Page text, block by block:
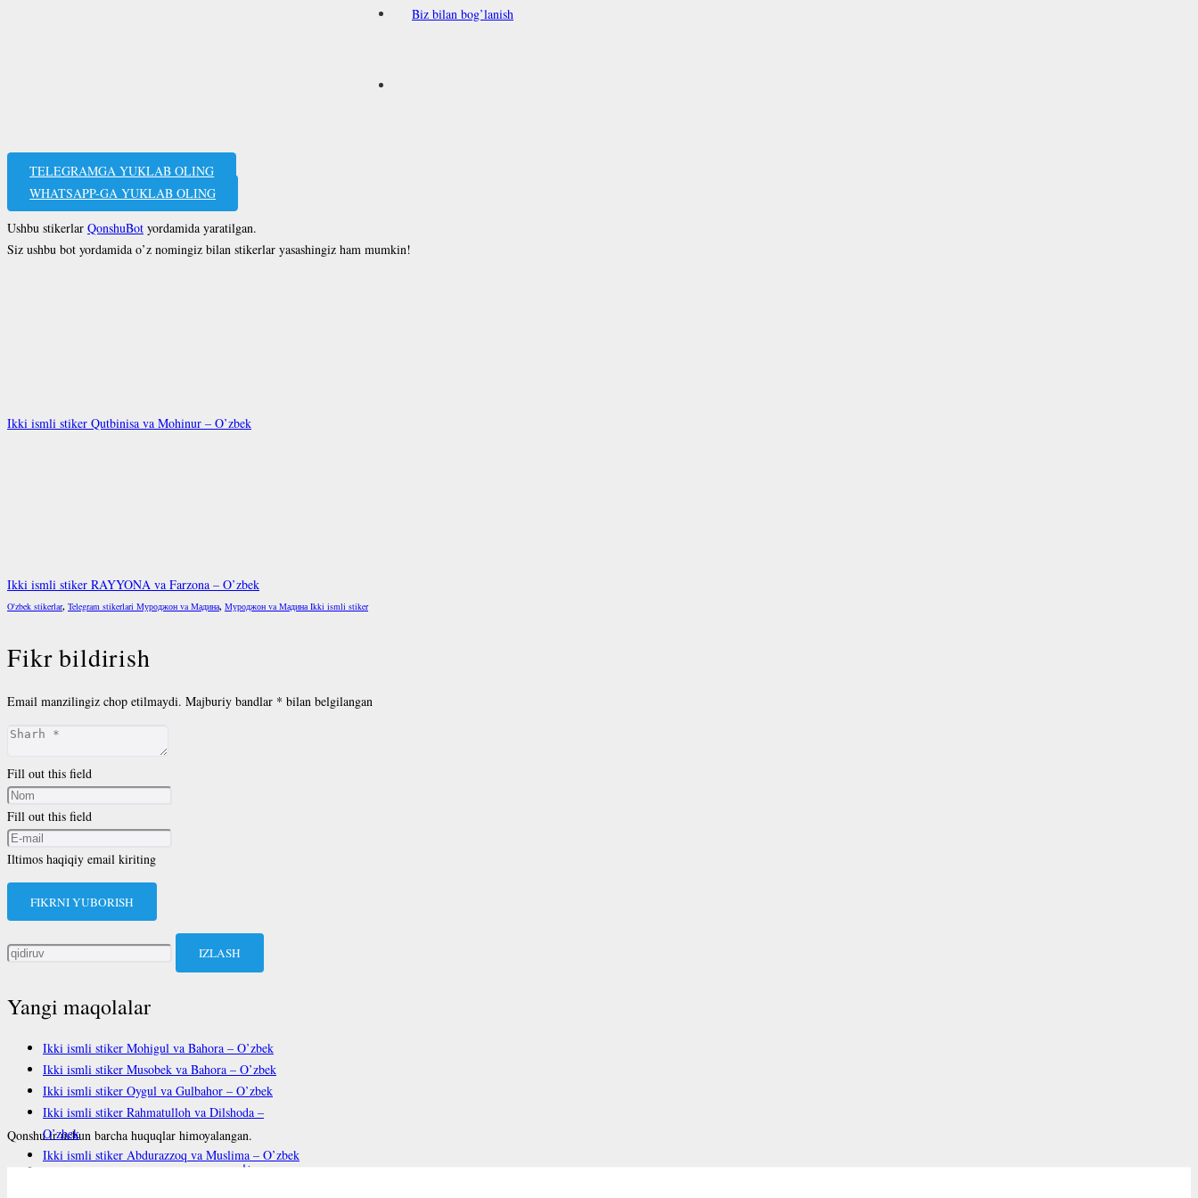
Biz bilan bog’lanish
TELEGRAMGA YUKLAB OLING
WHATSAPP-GA YUKLAB OLING
Ushbu stikerlar QonshuBot yordamida yaratilgan.
Siz ushbu bot yordamida o’z nomingiz bilan stikerlar yasashingiz ham mumkin!
Ikki ismli stiker Qutbinisa va Mohinur – O’zbek
Ikki ismli stiker RAYYONA va Farzona – O’zbek
O'zbek stikerlar, Telegram stikerlari Муроджон va Мадина, Муроджон va Мадина Ikki ismli stiker
Fikr bildirish
Email manzilingiz chop etilmaydi. Majburiy bandlar * bilan belgilangan
Fill out this field
Fill out this field
Iltimos haqiqiy email kiriting
FIKRNI YUBORISH
Qidirshish:
Yangi maqolalar
Ikki ismli stiker Mohigul va Bahora – O’zbek
Ikki ismli stiker Musobek va Bahora – O’zbek
Ikki ismli stiker Oygul va Gulbahor – O’zbek
Ikki ismli stiker Rahmatulloh va Dilshoda –
O’zbek
Ikki ismli stiker Abdurazzoq va Muslima – O’zbek
Qonshu.ir uchun barcha huquqlar himoyalangan.
فارسی